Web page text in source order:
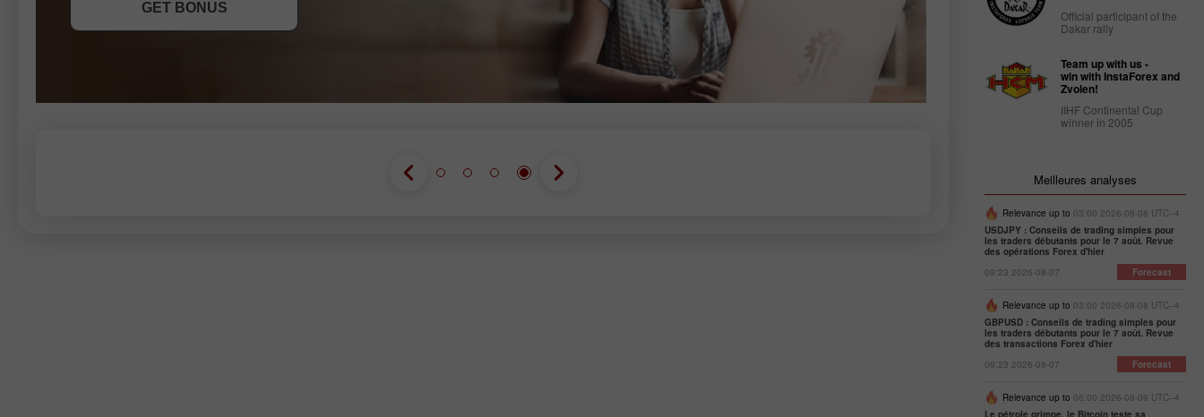
GET BONUS
Official participant of the
Dakar rally
Team up with us -
win with InstaForex and
Zvolen!
IIHF Continental Cup
winner in 2005
Meilleures analyses
Relevance up to 03:00 2026-08-08 UTC--4
USDJPY : Conseils de trading simples pour
les traders débutants pour le 7 août. Revue
des opérations Forex d'hier
09:23 2026-08-07
Forecast
Relevance up to 03:00 2026-08-08 UTC--4
GBPUSD : Conseils de trading simples pour
les traders débutants pour le 7 août. Revue
des transactions Forex d'hier
09:23 2026-08-07
Forecast
Relevance up to 06:00 2026-08-09 UTC--4
Le pétrole grimpe, le Bitcoin teste sa